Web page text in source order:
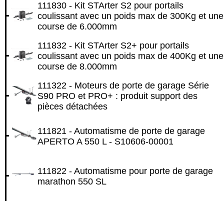
111830 - Kit STArter S2 pour portails
coulissant avec un poids max de 300Kg et une
course de 6.000mm
111832 - Kit STArter S2+ pour portails
coulissant avec un poids max de 400Kg et une
course de 8.000mm
111322 - Moteurs de porte de garage Série
S90 PRO et PRO+ : produit support des
pièces détachées
111821 - Automatisme de porte de garage
APERTO A 550 L - S10606-00001
111822 - Automatisme pour porte de garage
marathon 550 SL